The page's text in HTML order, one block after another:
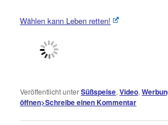
Wählen kann Leben retten!
Veröffentlicht unterSüßspeise,Video,
öffnen>Schreibe einen Kommentar